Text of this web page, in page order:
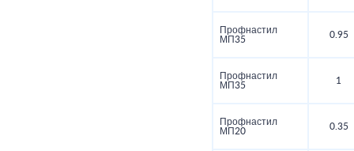
Профнастил
МП35
0.95
Профнастил
МП35
1
Профнастил
МП20
0.35